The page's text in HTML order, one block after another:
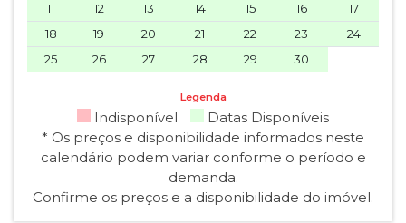
11
12 13 14 15 16
17
18
19 20 21 22 23
24
25
26 27 28 29 30
Legenda
Indisponível
Datas Disponíveis
* Os preços e disponibilidade informados neste
calendário podem variar conforme o período e
demanda.
Confirme os preços e a disponibilidade do imóvel.